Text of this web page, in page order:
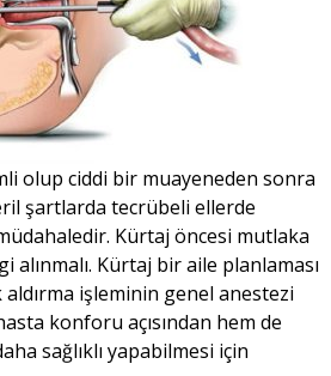
olup ciddi bir muayeneden sonra
şartlarda tecrübeli ellerde
Kürtaj öncesi mutlaka
alınmalı. Kürtaj bir aile planlaması
işleminin genel anestezi
konforu açısından hem de
sağlıklı yapabilmesi için